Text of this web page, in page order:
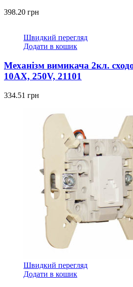
398.20 грн
Швидкий перегляд
Додати в кошик
Механізм вимикача 2кл.
10АХ, 250V, 21101
334.51 грн
Швидкий перегляд
Додати в кошик